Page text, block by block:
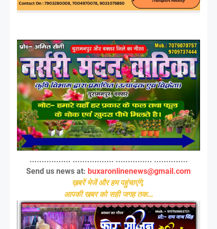
................. ................. ............... ..............
Send us news at: buxaronlinenews@gmail.com
ख़बरें भेजें और हम पहुंचाएंगे,
आपकी खबर को सही जगह तक...